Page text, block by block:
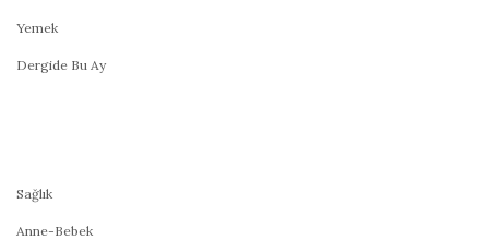
Yemek
Dergide Bu Ay
Sağlık
Anne-Bebek